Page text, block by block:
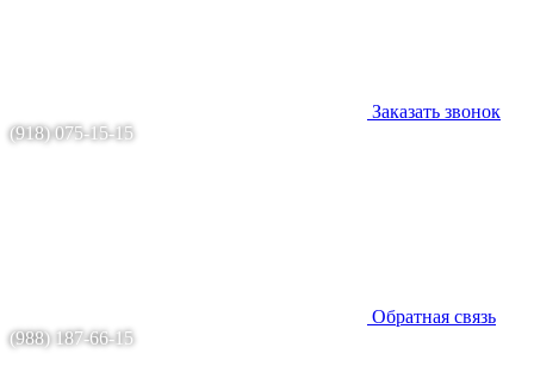
Заказать звонок
(918) 075-15-15
Обратная связь
(988) 187-66-15